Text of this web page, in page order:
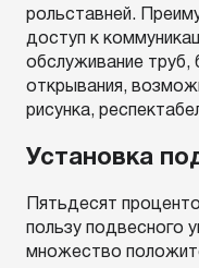
рольставней.
доступ к
обслуживание труб,
открывания,
рисунка,
Установка
Пятьдесят
пользу подвесного
множество